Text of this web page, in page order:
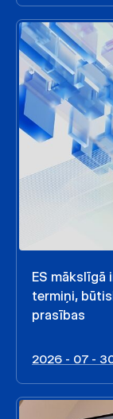
ES
termiņi,
prasības
2026 - 07 -